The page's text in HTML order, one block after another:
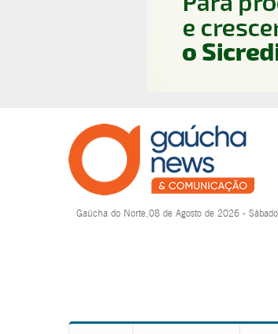
Gaúcha do Norte,08 de Agosto de 2026 - Sábado